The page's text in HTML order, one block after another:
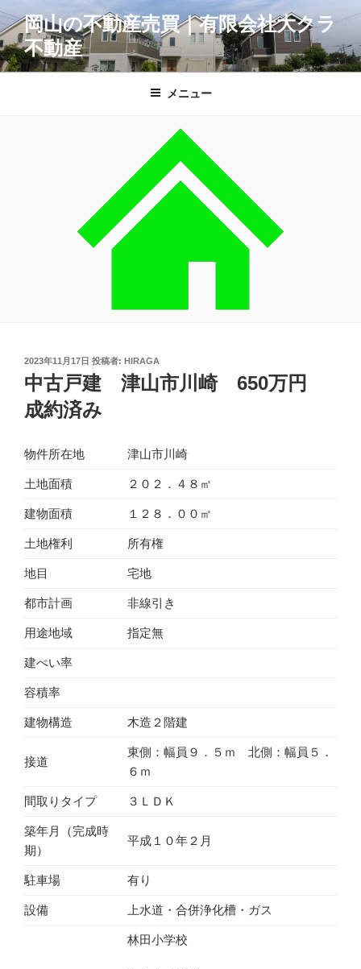
コ
ン
テ
ン
岡山の不動産売買｜有限会社大クラ
不動産
メニュー
投
日:
2023年11月17日 投稿者: HIRAGA
中古戸建 津山市川崎 650万円
成約済み
物件所在地 津山市川崎
土地面積 ２０２．４８㎡
建物面積 １２８．００㎡
土地権利 所有権
地目 宅地
都市計画 非線引き
用途地域 指定無
建ぺい率
容積率
建物構造 木造２階建
接道
東側：幅員９．５ｍ 北側：幅員５．
６ｍ
間取りタイプ ３ＬＤＫ
築年月（完成時
期）
平成１０年２月
駐車場 有り
設備 上水道・合併浄化槽・ガス
林田小学校